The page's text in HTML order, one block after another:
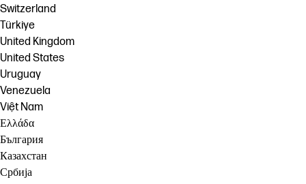
Switzerland
Türkiye
United Kingdom
United States
Uruguay
Venezuela
Việt Nam
Ελλάδα
България
Казахстан
Србија